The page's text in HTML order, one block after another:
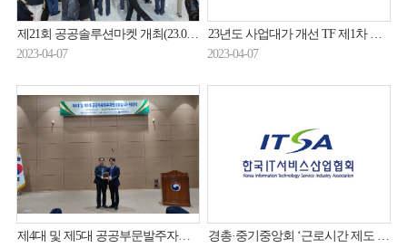
제21회 공공솔루션마켓 개최(23.04.07.)
2023-04-07
23년도 사업대가 개선 TF 제1차 회의 개최(23.04.06.)
2023-04-07
제4대 및 제5대 공공부문발주자협의회장 이ㆍ취임식 개최(23.03.29.)
경총·중기중앙회 ‘근로시간 제도 개선 방향’ 토론회 개최(23.03.23.)